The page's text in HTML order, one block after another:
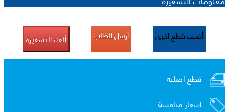
أضف قطع اخرى أرسل الطلب ألغاء التسعيرة
قطع اصلية
اسعار منافسة